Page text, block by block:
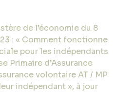
de l’économie du 8
: « Comment fonctionne
pour les indépendants
Primaire d’Assurance
volontaire AT / MP
indépendant », à jour